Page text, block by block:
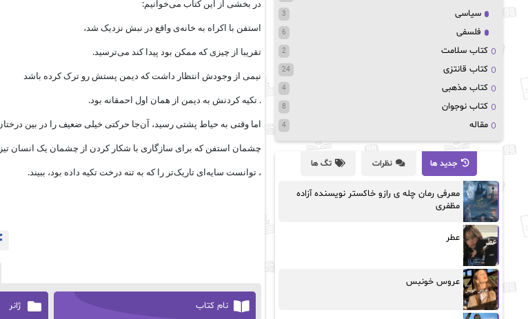
در بخشی از این کتاب می‌خوانیم:
استفن با اکراه به خانه‌ی‌ واقع در نبش نزدیک شد،
تقریبا از چیزی که ممکن بود پیدا کند می‌ترسید.
نیمی از وجودش انتظار داشت که دیمن پستش رو ترک کرده باشد
. تکیه کردنش به دیمن از همان اول احمقانه بود.
اما وقتی به حیاط پشتی رسید، آن‌جا حرکتی خیلی ضعیف را در بین
چشمان استفن که برای سازگاری با شکار کردن از چشمان یک انسان
، توانست سایه‌ای تاریک‌تر را که به تنه درخت تکیه داده بود، ببیند.
نام کتاب ژانر
سیاسی 3
فلسفی 6
کتاب سلامت 2
کتاب قانتزی 24
کتاب مذهبی 4
کتاب نوجوان 8
مقاله 4
جدید ها نظرات تگ ها
معرفی رمان چله ی رازو خاکستر نویسنده آزاده
مظفری
عطر
عروس خونبس